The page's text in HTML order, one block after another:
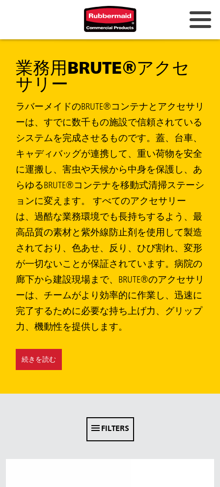
ド
中国（CN）
香港
韓国 (KR)
日本 (JP)
フィリピン
ベトナム（VN）
タイ (TH)
シンガポール
マレーシア
インドネシア
台湾（中国語）
業務用BRUTE®アクセ
サリー
ラバーメイドのBRUTE®コンテナとアクセサリ
ーは、すでに数千もの施設で信頼されている
システムを完成させるものです。蓋、台車、
キャディバッグが連携して、重い荷物を安全
に運搬し、害虫や天候から中身を保護し、あ
らゆるBRUTE®コンテナを移動式清掃ステーシ
ョンに変えます。 すべてのアクセサリー
は、過酷な業務環境でも長持ちするよう、最
高品質の素材と紫外線防止剤を使用して製造
されており、色あせ、反り、ひび割れ、変形
が一切ないことが保証されています。病院の
廊下から建設現場まで、BRUTE®のアクセサリ
ーは、チームがより効率的に作業し、迅速に
完了するために必要な持ち上げ力、グリップ
力、機動性を提供します。
続きを読む
FILTERS